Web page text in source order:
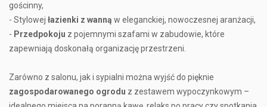
gościnny,
- Stylowej łazienki z wanną w eleganckiej, nowoczesnej aranżacji,
- Przedpokoju z pojemnymi szafami w zabudowie, które
zapewniają doskonałą organizację przestrzeni.
Zarówno z salonu, jak i sypialni można wyjść do pięknie
zagospodarowanego ogrodu z zestawem wypoczynkowym –